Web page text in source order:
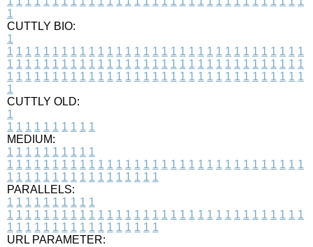
1
CUTTLY BIO:
1
1 1 1 1 1 1 1 1 1 1 1 1 1 1 1 1 1 1 1 1 1 1 1 1 1 1 1 1 1 1 1 1 1
1 1 1 1 1 1 1 1 1 1 1 1 1 1 1 1 1 1 1 1 1 1 1 1 1 1 1 1 1 1 1 1 1
1 1 1 1 1 1 1 1 1 1 1 1 1 1 1 1 1 1 1 1 1 1 1 1 1 1 1 1 1 1 1 1 1
1
CUTTLY OLD:
1
1 1 1 1 1 1 1 1 1 1
MEDIUM:
1 1 1 1 1 1 1 1 1 1
1 1 1 1 1 1 1 1 1 1 1 1 1 1 1 1 1 1 1 1 1 1 1 1 1 1 1 1 1 1 1 1 1
1 1 1 1 1 1 1 1 1 1 1 1 1 1 1 1 1
PARALLELS:
1 1 1 1 1 1 1 1 1 1
1 1 1 1 1 1 1 1 1 1 1 1 1 1 1 1 1 1 1 1 1 1 1 1 1 1 1 1 1 1 1 1 1
1 1 1 1 1 1 1 1 1 1 1 1 1 1 1 1 1
URL PARAMETER: